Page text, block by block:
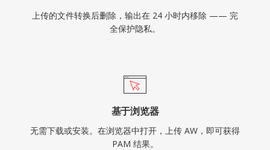
上传的文件转换后删除，输出在 24 小时内移除 —— 完
全保护隐私。
基于浏览器
无需下载或安装。在浏览器中打开，上传 AW，即可获得
PAM 结果。